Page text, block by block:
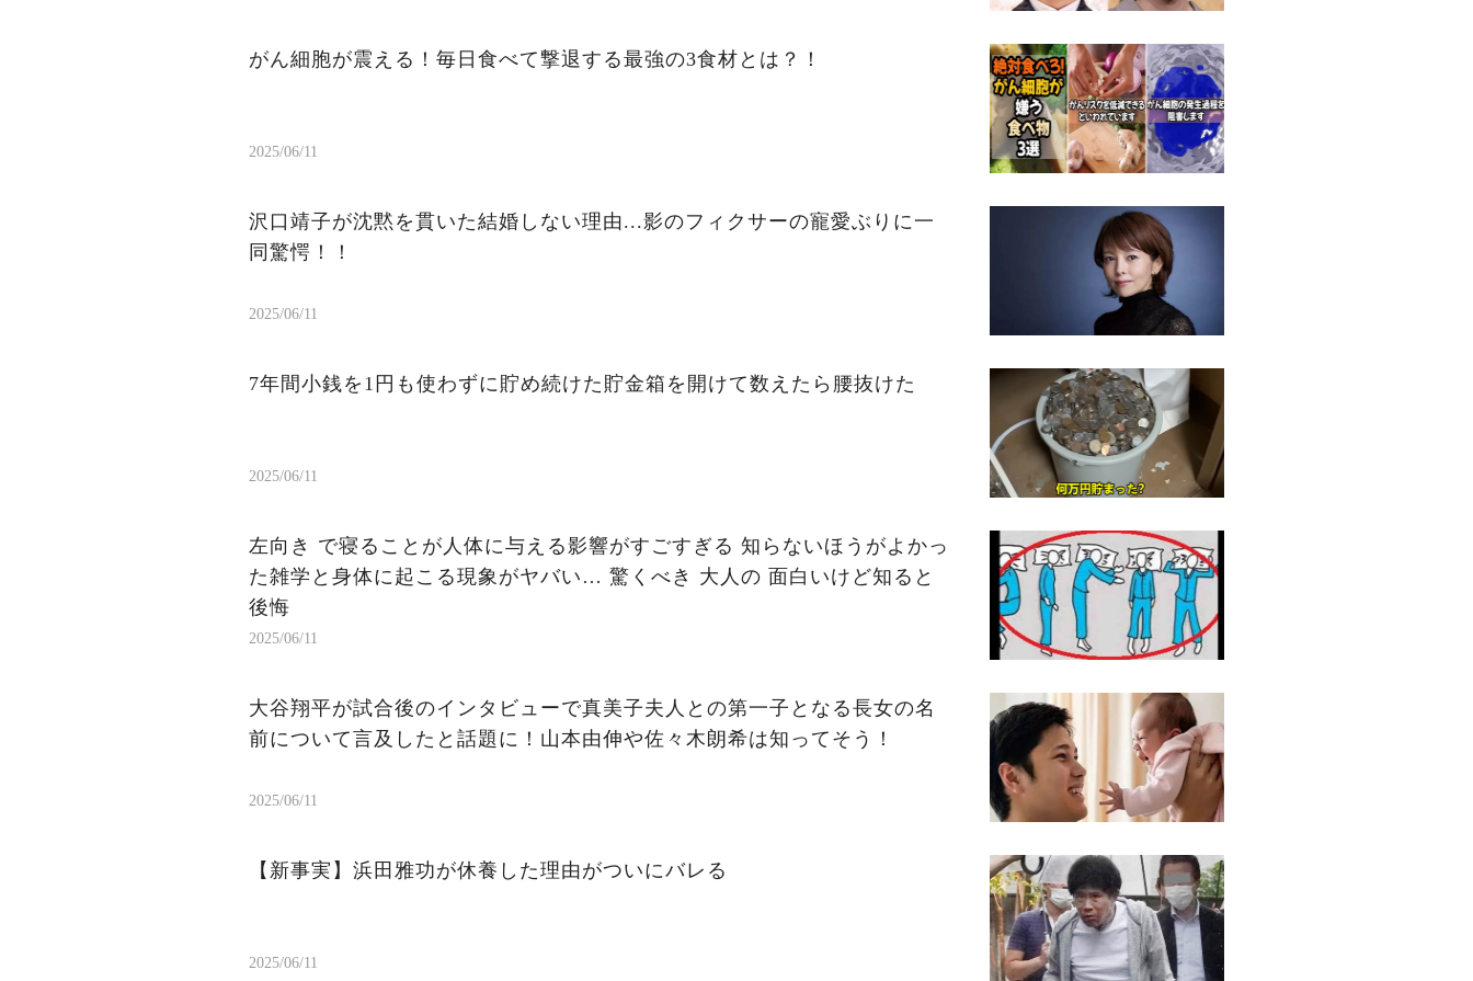
がん細胞が震える！毎日食べて撃退する最強の3食材とは？！
2025/06/11
沢口靖子が沈黙を貫いた結婚しない理由...影のフィクサーの寵愛ぶりに一
同驚愕！！
2025/06/11
7年間小銭を1円も使わずに貯め続けた貯金箱を開けて数えたら腰抜けた
2025/06/11
左向き で寝ることが人体に与える影響がすごすぎる 知らないほうがよかっ
た雑学と身体に起こる現象がヤバい… 驚くべき 大人の 面白いけど知ると
後悔
2025/06/11
大谷翔平が試合後のインタビューで真美子夫人との第一子となる長女の名
前について言及したと話題に！山本由伸や佐々木朗希は知ってそう！
2025/06/11
【新事実】浜田雅功が休養した理由がついにバレる
2025/06/11